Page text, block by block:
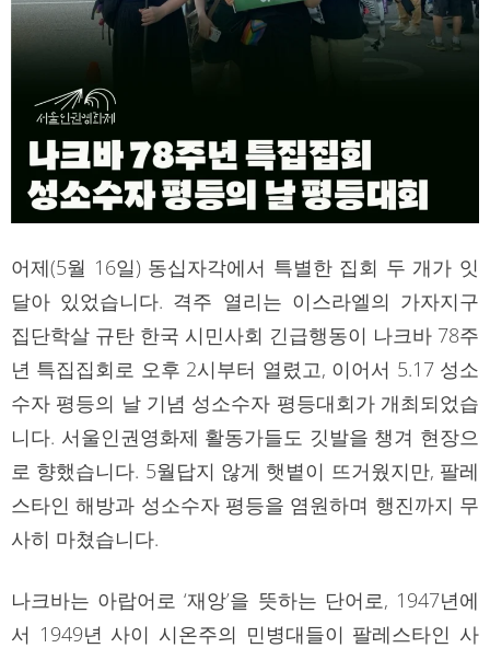
어제(5월 16일) 동십자각에서 특별한 집회 두 개가 잇
달아 있었습니다. 격주 열리는 이스라엘의 가자지구
집단학살 규탄 한국 시민사회 긴급행동이 나크바 78주
년 특집집회로 오후 2시부터 열렸고, 이어서 5.17 성소
수자 평등의 날 기념 성소수자 평등대회가 개최되었습
니다. 서울인권영화제 활동가들도 깃발을 챙겨 현장으
로 향했습니다. 5월답지 않게 햇볕이 뜨거웠지만, 팔레
스타인 해방과 성소수자 평등을 염원하며 행진까지 무
사히 마쳤습니다.
나크바는 아랍어로 ‘재앙’을 뜻하는 단어로, 1947년에
서 1949년 사이 시온주의 민병대들이 팔레스타인 사